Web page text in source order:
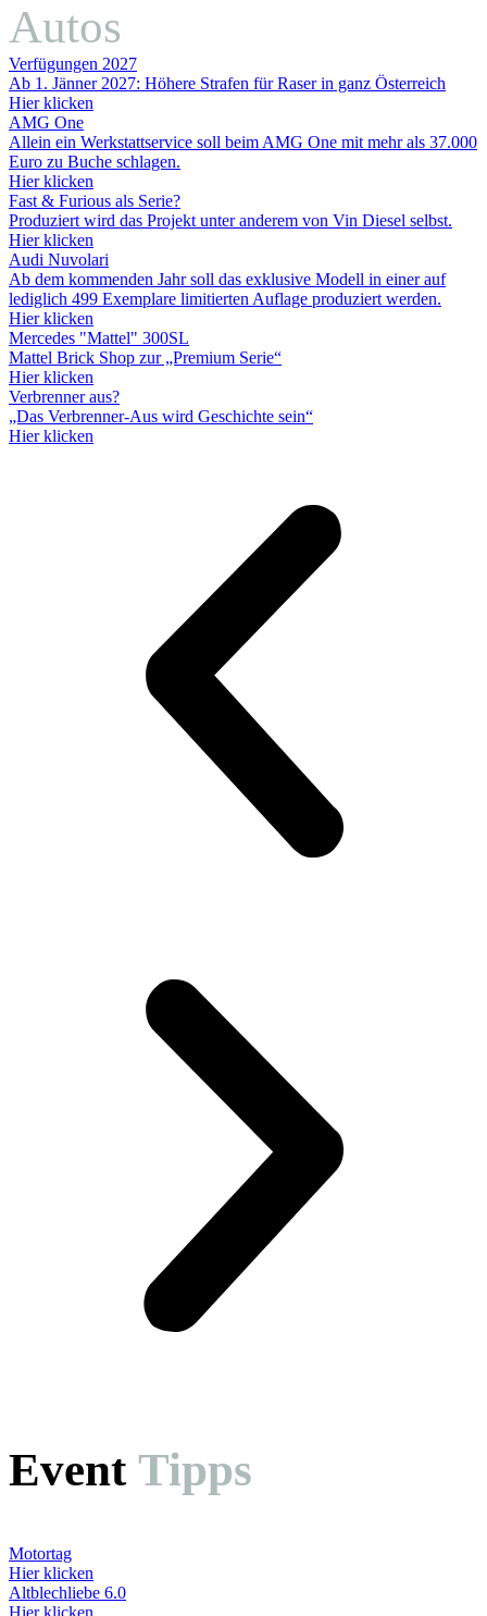
Autos
Verfügungen 2027
Ab 1. Jänner 2027: Höhere Strafen für Raser in ganz Österreich
Hier klicken
AMG One
Allein ein Werkstattservice soll beim AMG One mit mehr als 37.000
Euro zu Buche schlagen.
Hier klicken
Fast & Furious als Serie?
Produziert wird das Projekt unter anderem von Vin Diesel selbst.
Hier klicken
Audi Nuvolari
Ab dem kommenden Jahr soll das exklusive Modell in einer auf
lediglich 499 Exemplare limitierten Auflage produziert werden.
Hier klicken
Mercedes "Mattel" 300SL
Mattel Brick Shop zur „Premium Serie“
Hier klicken
Verbrenner aus?
„Das Verbrenner-Aus wird Geschichte sein“
Hier klicken
Event Tipps
Motortag
Hier klicken
Altblechliebe 6.0